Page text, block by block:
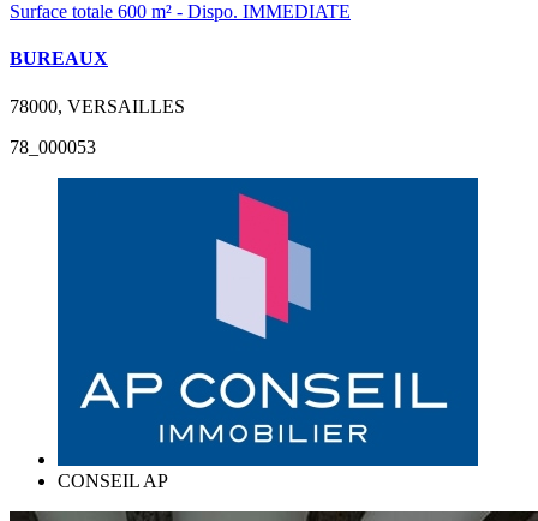
Surface totale 600 m² - Dispo. IMMEDIATE
BUREAUX
78000, VERSAILLES
78_000053
CONSEIL AP